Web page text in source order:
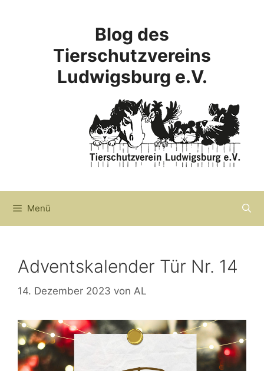
Blog des
Tierschutzvereins
Ludwigsburg e.V.
Menü
Adventskalender Tür Nr. 14
14. Dezember 2023 von AL